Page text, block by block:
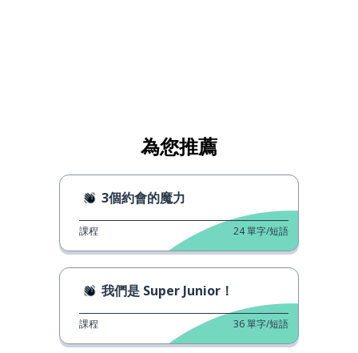
為您推薦
3個約會的魔力
課程 24單字/短語
我們是 Super Junior！
課程 36單字/短語